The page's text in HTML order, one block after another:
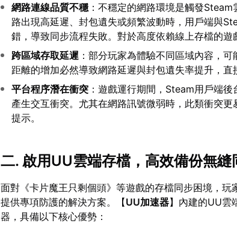
網路連線品質不穩 ：不穩定的網路環境是觸發
路出現高延遲、封包遺失或頻繁波動時，用戶端與
錯，導致同步流程失敗。對於高度依賴線上存檔的
跨區域存取延遲 ：部分玩家為體驗不同區域內容，
距離的增加必然導致網路延遲與封包遺失率提升，
平台程序潛在衝突 ：遊戲運行期間，Steam用戶端
產生交互衝突。尤其在網路訊號微弱時，此類衝突
提示。
二. 啟用UU雲端存檔，高效備份無縫
面對《卡片魔王只剩個頭》等遊戲的存檔同步困境，
提供專項防護的解決方案。【UU加速器】內建的UU雲
器，具備以下核心優勢：